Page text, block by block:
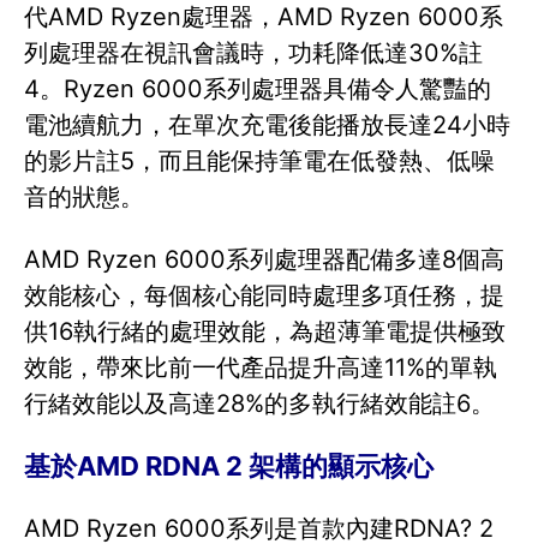
代AMD Ryzen處理器，AMD Ryzen 6000系
列處理器在視訊會議時，功耗降低達30%註
4。Ryzen 6000系列處理器具備令人驚豔的
電池續航力，在單次充電後能播放長達24小時
的影片註5，而且能保持筆電在低發熱、低噪
音的狀態。
AMD Ryzen 6000系列處理器配備多達8個高
效能核心，每個核心能同時處理多項任務，提
供16執行緒的處理效能，為超薄筆電提供極致
效能，帶來比前一代產品提升高達11%的單執
行緒效能以及高達28%的多執行緒效能註6。
基於AMD RDNA 2 架構的顯示核心
AMD Ryzen 6000系列是首款內建RDNA? 2